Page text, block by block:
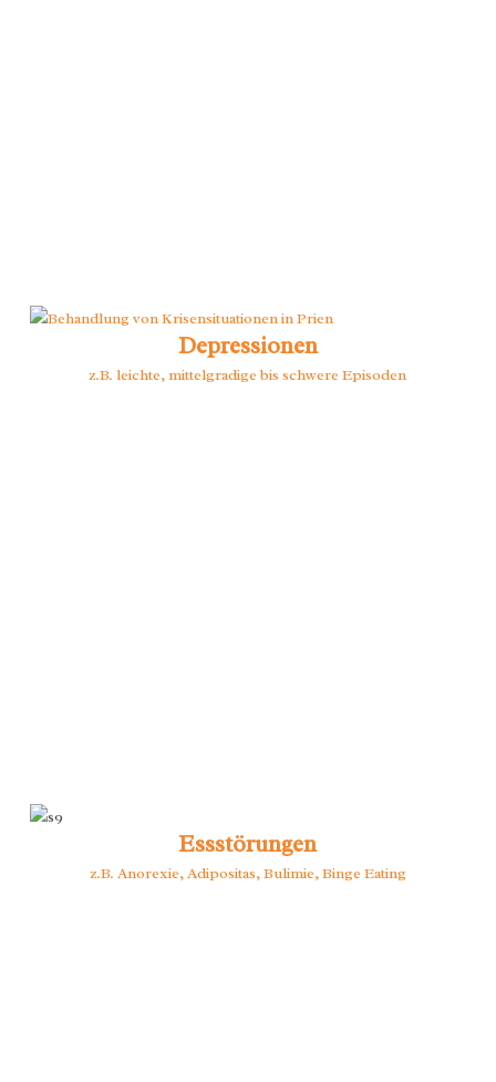
Depressionen
z.B. leichte, mittelgradige bis schwere Episoden
Essstörungen
z.B. Anorexie, Adipositas, Bulimie, Binge Eating